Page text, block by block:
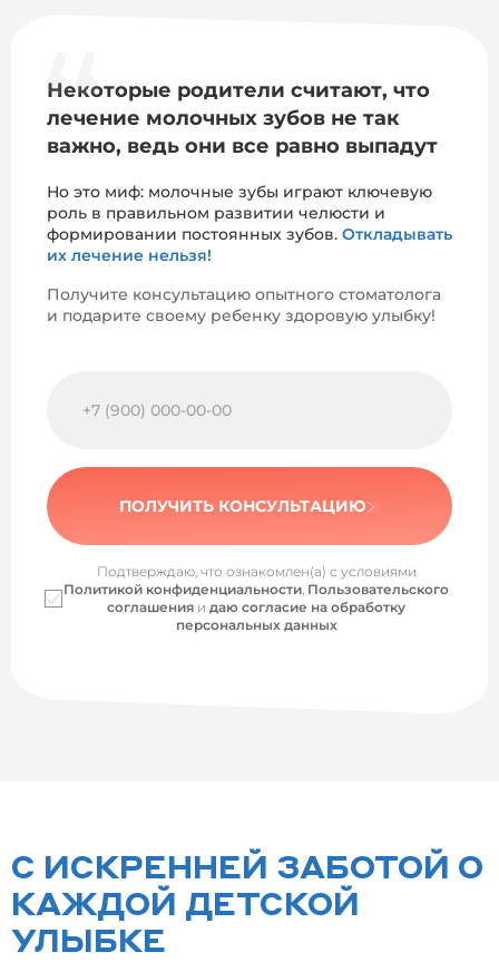
Некоторые родители считают, что
лечение молочных зубов не так
важно, ведь они все равно выпадут
Но это миф: молочные зубы играют ключевую
роль в правильном развитии челюсти и
формировании постоянных зубов. Откладывать
их лечение нельзя!
Получите консультацию опытного стоматолога
и подарите своему ребенку здоровую улыбку!
ПОЛУЧИТЬ КОНСУЛЬТАЦИЮ
Подтверждаю, что ознакомлен(а) с условиями
Политикой конфиденциальности, Пользовательского
соглашения и даю согласие на обработку
персональных данных
С ИСКРЕННЕЙ ЗАБОТОЙ О
КАЖДОЙ ДЕТСКОЙ
УЛЫБКЕ